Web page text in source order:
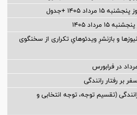
۱۴۰۵ +جدول
مرداد ۱۴۰۵
و بازنشرِ ویدئوهایِ تکراری از سخنگوی
بر رفتار رانندگی
(تقسیم توجه، توجه انتخابی و